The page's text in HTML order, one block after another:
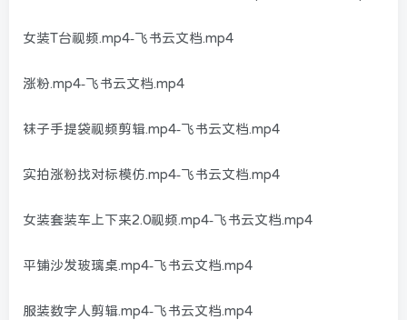
女装T台视频.mp4-飞书云文档.mp4
涨粉.mp4-飞书云文档.mp4
袜子手提袋视频剪辑.mp4-飞书云文档.mp4
实拍涨粉找对标模仿.mp4-飞书云文档.mp4
女装套装车上下来2.0视频.mp4-飞书云文档.mp4
平铺沙发玻璃桌.mp4-飞书云文档.mp4
服装数字人剪辑.mp4-飞书云文档.mp4